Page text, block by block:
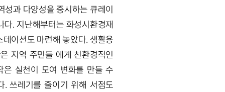
과 다양성을 중시하는 큐레이
. 지난해부터는 화성시환경재
이션도 마련해 놓았다. 생활용
지역 주민들 에게 친환경적인
은 실천이 모여 변화를 만들 수
. 쓰레기를 줄이기 위해 서점도